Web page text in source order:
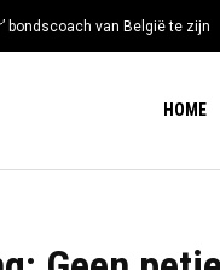
bondscoach van België te zijn
HOME